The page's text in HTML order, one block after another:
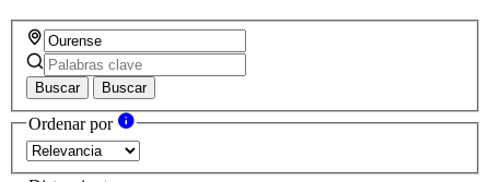
Buscar Buscar
Ordenar por